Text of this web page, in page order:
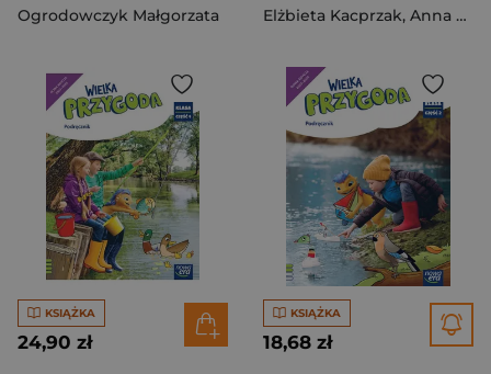
Ogrodowczyk Małgorzata
Elżbieta Kacprzak, Anna Ładzińska
KSIĄŻKA
24,90 zł
KSIĄŻKA
18,68 zł